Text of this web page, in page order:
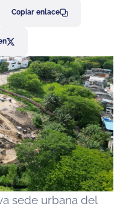
Copiar enlace
sede urbana del